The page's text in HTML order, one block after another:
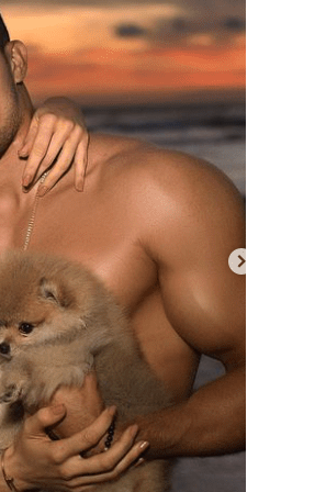
de
carolina Sandoval
¡EXCLUSIVA!
verdad detrás
Carolina
Hernández
Nov 26, 2024